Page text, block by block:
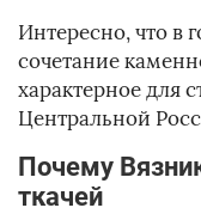
Интересно, что в
сочетание
характерное для
Центральной
Почему
ткачей